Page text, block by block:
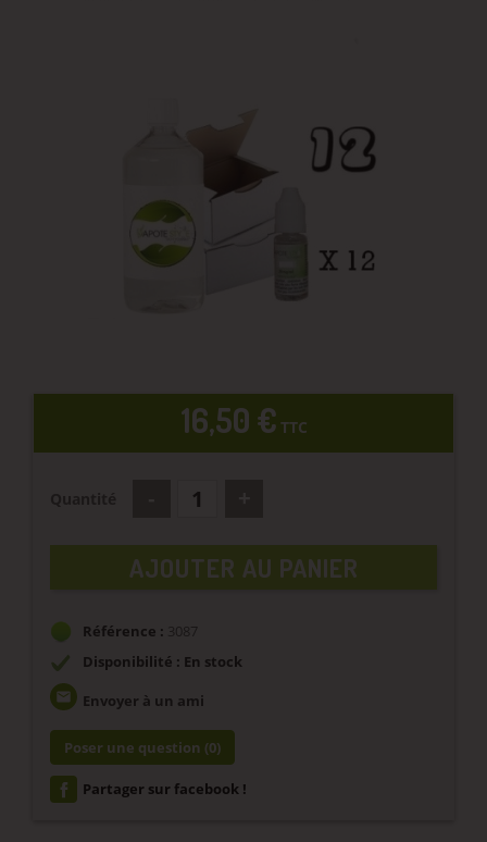
16,50 € TTC
AJOUTER AU PANIER
Référence :
3087
Disponibilité : En stock
email Envoyer à un ami
Poser une question (0)
Partager sur facebook !